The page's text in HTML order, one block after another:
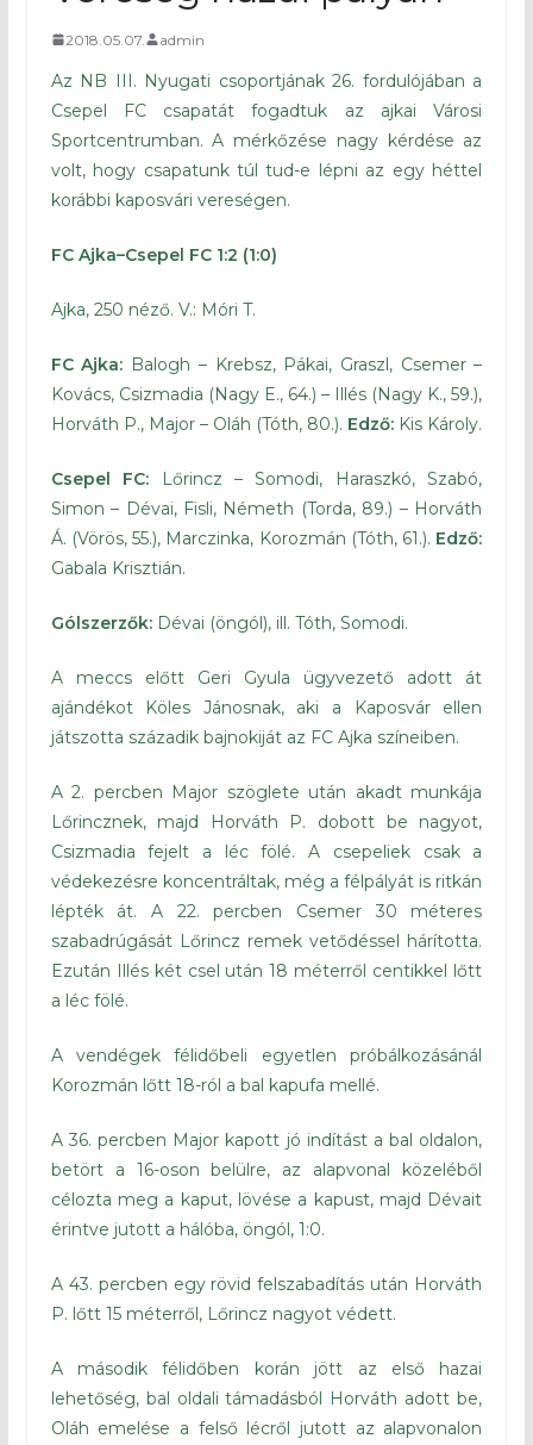
2018.05.07. admin
Az NB III. Nyugati csoportjának 26. fordulójában a
Csepel FC csapatát fogadtuk az ajkai Városi
Sportcentrumban. A mérkőzése nagy kérdése az
volt, hogy csapatunk túl tud-e lépni az egy héttel
korábbi kaposvári vereségen.
FC Ajka–Csepel FC 1:2 (1:0)
Ajka, 250 néző. V.: Móri T.
FC Ajka: Balogh – Krebsz, Pákai, Graszl, Csemer –
Kovács, Csizmadia (Nagy E., 64.) – Illés (Nagy K., 59.),
Horváth P., Major – Oláh (Tóth, 80.). Edző:Kis Károly.
Csepel FC: Lőrincz – Somodi, Haraszkó, Szabó,
Simon – Dévai, Fisli, Németh (Torda, 89.) – Horváth
Á. (Vörös, 55.), Marczinka, Korozmán (Tóth, 61.). Edző:
Gabala Krisztián.
Gólszerzők:Dévai (öngól), ill. Tóth, Somodi.
A meccs előtt Geri Gyula ügyvezető adott át
ajándékot Köles Jánosnak, aki a Kaposvár ellen
játszotta századik bajnokiját az FC Ajka színeiben.
A 2. percben Major szöglete után akadt munkája
Lőrincznek, majd Horváth P. dobott be nagyot,
Csizmadia fejelt a léc fölé. A csepeliek csak a
védekezésre koncentráltak, még a félpályát is ritkán
lépték át. A 22. percben Csemer 30 méteres
szabadrúgását Lőrincz remek vetődéssel hárította.
Ezután Illés két csel után 18 méterről centikkel lőtt
a léc fölé.
A vendégek félidőbeli egyetlen próbálkozásánál
Korozmán lőtt 18-ról a bal kapufa mellé.
A 36. percben Major kapott jó indítást a bal oldalon,
betört a 16-oson belülre, az alapvonal közeléből
célozta meg a kaput, lövése a kapust, majd Dévait
érintve jutott a hálóba, öngól, 1:0.
A 43. percben egy rövid felszabadítás után Horváth
P. lőtt 15 méterről, Lőrincz nagyot védett.
A második félidőben korán jött az első hazai
lehetőség, bal oldali támadásból Horváth adott be,
Oláh emelése a felső lécről jutott az alapvonalon